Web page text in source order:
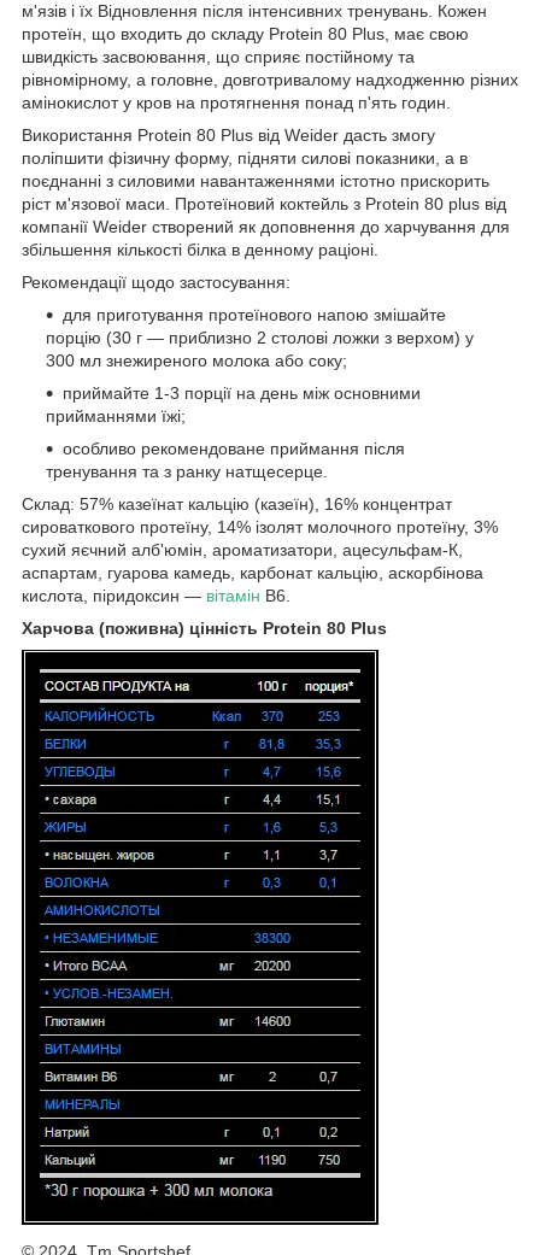
м'язів і їх Відновлення після інтенсивних тренувань. Кожен
протеїн, що входить до складу Protein 80 Plus, має свою
швидкість засвоювання, що сприяє постійному та
рівномірному, а головне, довготривалому надходженню різних
амінокислот у кров на протягнення понад п'ять годин.
Використання Protein 80 Plus від Weider дасть змогу
поліпшити фізичну форму, підняти силові показники, а в
поєднанні з силовими навантаженнями істотно прискорить
ріст м'язової маси. Протеїновий коктейль з Protein 80 plus від
компанії Weider створений як доповнення до харчування для
збільшення кількості білка в денному раціоні.
Рекомендації щодо застосування:
для приготування протеїнового напою змішайте
порцію (30 г — приблизно 2 столові ложки з верхом) у
300 мл знежиреного молока або соку;
приймайте 1-3 порції на день між основними
прийманнями їжі;
особливо рекомендоване приймання після
тренування та з ранку натщесерце.
Склад: 57% казеїнат кальцію (казеїн), 16% концентрат
сироваткового протеїну, 14% ізолят молочного протеїну, 3%
сухий яєчний алб'юмін, ароматизатори, ацесульфам-К,
аспартам, гуарова камедь, карбонат кальцію, аскорбінова
кислота, піридоксин — вітамін В6.
Харчова (поживна) цінність Protein 80 Plus